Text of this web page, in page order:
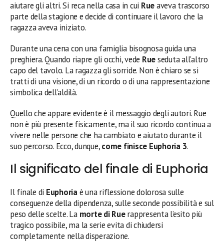
aiutare gli altri. Si reca nella casa in cui Rueaveva trascorso
parte della stagione e decide di continuare il lavoro che la
ragazza aveva iniziato.
Durante una cena con una famiglia bisognosa guida una
preghiera. Quando riapre gli occhi, vede Rueseduta all’altro
capo del tavolo. La ragazza gli sorride. Non è chiaro se si
tratti di una visione, di un ricordo o di una rappresentazione
simbolica dell’aldilà.
Quello che appare evidente è il messaggio degli autori. Rue
non è più presente fisicamente, ma il suo ricordo continua a
vivere nelle persone che ha cambiato e aiutato durante il
suo percorso. Ecco, dunque,come finisce Euphoria 3.
Il significato del finale di Euphoria
Il finale di Euphoriaè una riflessione dolorosa sulle
conseguenze della dipendenza, sulle seconde possibilità e sul
peso delle scelte. La morte di Ruerappresenta l’esito più
tragico possibile, ma la serie evita di chiudersi
completamente nella disperazione.